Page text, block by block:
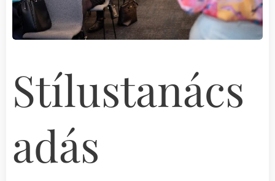
Stílustanács
adás